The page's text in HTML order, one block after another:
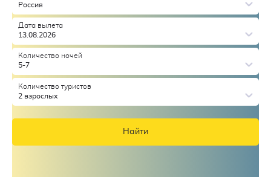
Россия
Дата вылета
13.08.2026
Количество ночей
5-7
Количество туристов
2 взрослых
Найти